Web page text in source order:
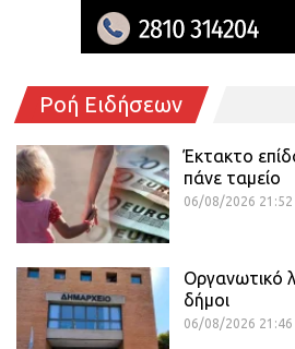
Ροή Ειδήσεων
Έκτακτο
πάνε ταμείο
06/08/2026 21:52
Οργανωτικό
δήμοι
06/08/2026 21:46